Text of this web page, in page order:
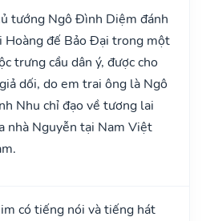
tướng Ngô Đình Diệm đánh
Hoàng đế Bảo Đại trong một
trưng cầu dân ý, được cho
dối, do em trai ông là Ngô
Nhu chỉ đạo về tương lai
nhà Nguyễn tại Nam Việt
có tiếng nói và tiếng hát